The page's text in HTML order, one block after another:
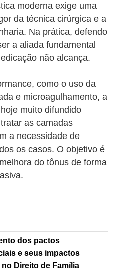
moderna exige uma
da técnica cirúrgica e a
Na prática, defendo
a aliada fundamental
não alcança.
como o uso da
e microagulhamento, a
muito difundido
as camadas
a necessidade de
os casos. O objetivo é
do tônus de forma
dos pactos
e seus impactos
Direito de Família